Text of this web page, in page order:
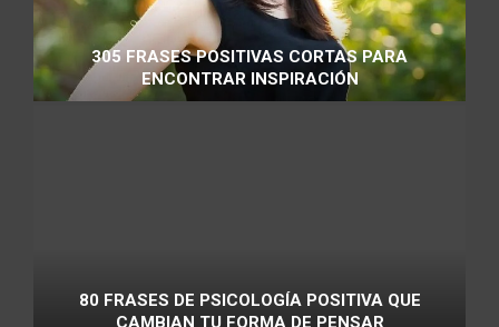
305 FRASES POSITIVAS CORTAS PARA
ENCONTRAR INSPIRACIÓN
80 FRASES DE PSICOLOGÍA POSITIVA QUE
CAMBIAN TU FORMA DE PENSAR